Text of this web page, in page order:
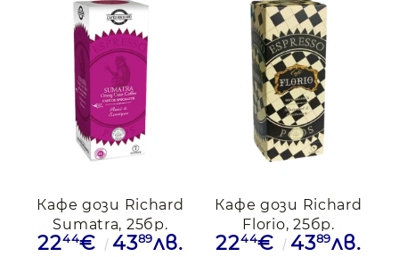
Кафе дози Richard
Sumatra, 25бр.
2244€ 4389лв.
Кафе дози Richard
Florio, 25бр.
2244€ 4389лв.